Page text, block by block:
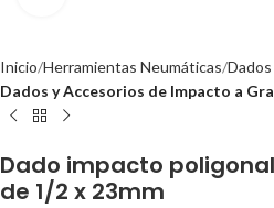
Inicio Herramientas Neumáticas
Dados y Accesorios de Impacto a
Dado impacto
de 1/2 x 23mm